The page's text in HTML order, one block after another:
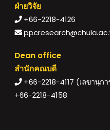
ฝ่ายวิจัย
+66-2218-4126
Dean office
สำนักคณบดี
+66-2218-4117 (เลขานุ
+66-2218-4158